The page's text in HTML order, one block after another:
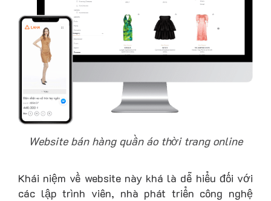
Website bán hàng quần áo thời trang online
Khái niệm về website này khá là dễ hiểu đối với
các lập trình viên, nhà phát triển công nghệ